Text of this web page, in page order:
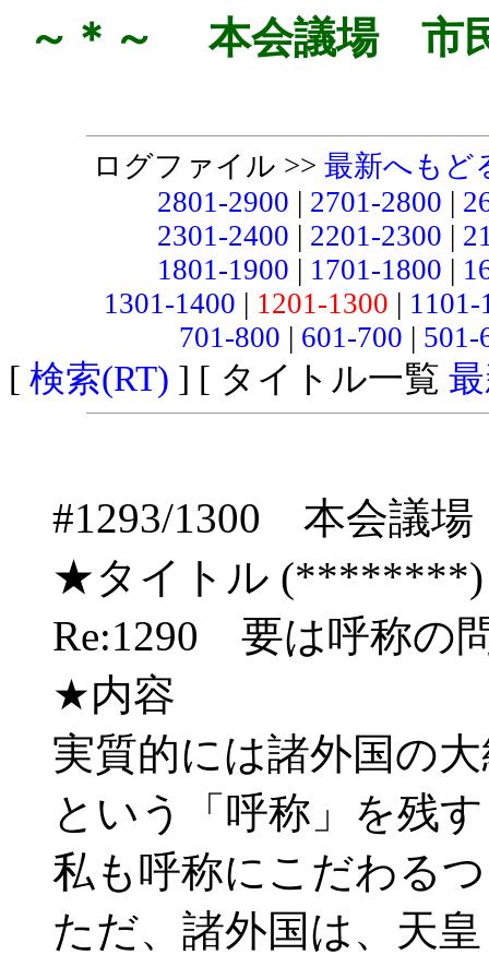
～＊～ 本会議場 市
ログファイル >> 最新へもど
2801-2900 | 2701-2800 |
2301-2400 | 2201-2300 |
1801-1900 | 1701-1800 |
1301-1400 | 1201-1300 |
701-800 | 601-700 |
[ 検索(RT) ] [ タイトル一覧
#1293/1300 本会
★タイトル (********)
Re:1290 要は呼称の
★内容
実質的には諸外国の
という「呼称」を残
私も呼称にこだわる
ただ、諸外国は、天